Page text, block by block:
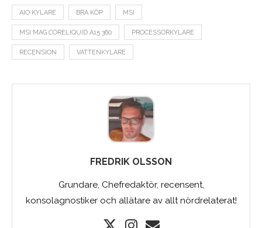
AIO KYLARE BRA KÖP MSI
MSI MAG CORELIQUID A15 360 PROCESSORKYLARE
RECENSION VATTENKYLARE
FREDRIK OLSSON
Grundare, Chefredaktör, recensent,
konsolagnostiker och allätare av allt nördrelaterat!